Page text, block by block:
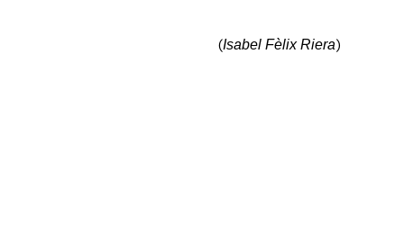
hay productos en el carrito.
(Isabel Fèlix Riera)